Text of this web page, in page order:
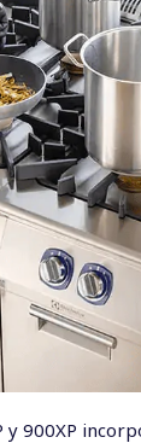
y 900XP